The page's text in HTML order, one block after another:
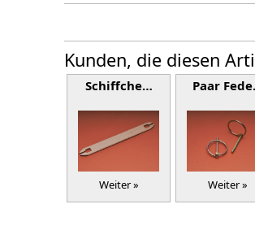
Kunden, die diesen
Schiffche…
Weiter »
Paar
Weiter »